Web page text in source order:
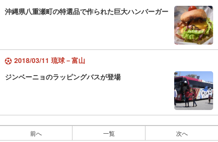
沖縄県八重瀬町の特選品で作られた巨大ハンバーガー
2018/03/11 琉球－富山
ジンベーニョのラッピングバスが登場
前へ 一覧 次へ